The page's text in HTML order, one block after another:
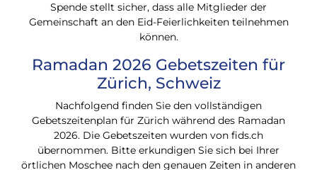
Spende stellt sicher, dass alle Mitglieder der
Gemeinschaft an den Eid-Feierlichkeiten teilnehmen
können.
Ramadan 2026 Gebetszeiten für
Zürich, Schweiz
Nachfolgend finden Sie den vollständigen
Gebetszeitenplan für Zürich während des Ramadan
2026. Die Gebetszeiten wurden von fids.ch
übernommen. Bitte erkundigen Sie sich bei Ihrer
örtlichen Moschee nach den genauen Zeiten in anderen